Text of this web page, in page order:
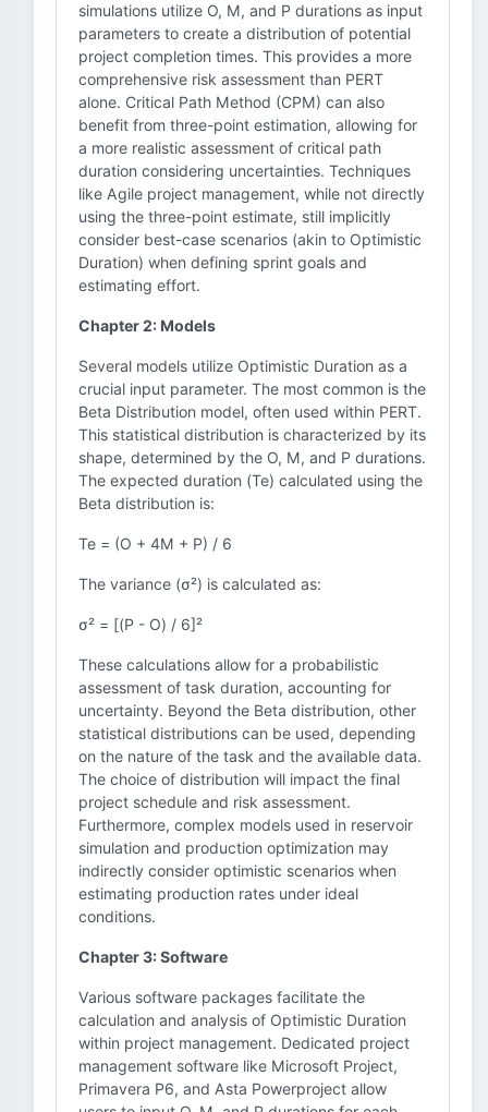
simulations utilize O, M, and P durations as input
parameters to create a distribution of potential
project completion times. This provides a more
comprehensive risk assessment than PERT
alone. Critical Path Method (CPM) can also
benefit from three-point estimation, allowing for
a more realistic assessment of critical path
duration considering uncertainties. Techniques
like Agile project management, while not directly
using the three-point estimate, still implicitly
consider best-case scenarios (akin to Optimistic
Duration) when defining sprint goals and
estimating effort.
Chapter 2: Models
Several models utilize Optimistic Duration as a
crucial input parameter. The most common is the
Beta Distribution model, often used within PERT.
This statistical distribution is characterized by its
shape, determined by the O, M, and P durations.
The expected duration (Te) calculated using the
Beta distribution is:
Te = (O + 4M + P) / 6
The variance (σ²) is calculated as:
σ² = [(P - O) / 6]²
These calculations allow for a probabilistic
assessment of task duration, accounting for
uncertainty. Beyond the Beta distribution, other
statistical distributions can be used, depending
on the nature of the task and the available data.
The choice of distribution will impact the final
project schedule and risk assessment.
Furthermore, complex models used in reservoir
simulation and production optimization may
indirectly consider optimistic scenarios when
estimating production rates under ideal
conditions.
Chapter 3: Software
Various software packages facilitate the
calculation and analysis of Optimistic Duration
within project management. Dedicated project
management software like Microsoft Project,
Primavera P6, and Asta Powerproject allow